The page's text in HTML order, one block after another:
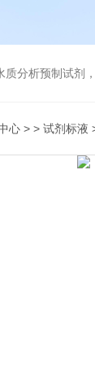
分析预制试剂，
心 > > 试剂标液